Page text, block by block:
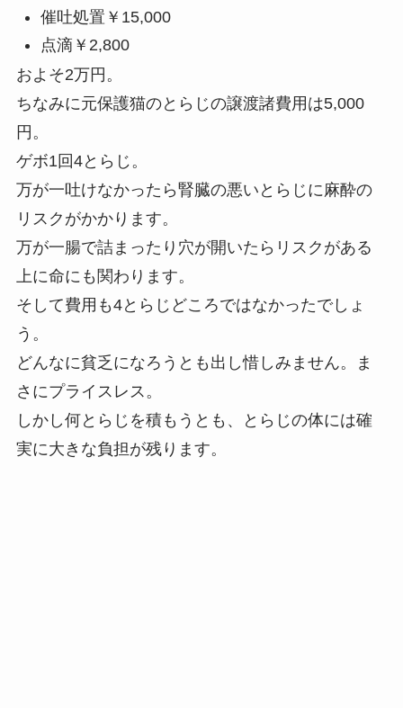
催吐処置￥15,000
点滴￥2,800
およそ2万円。
ちなみに元保護猫のとらじの譲渡諸費用は5,000
円。
ゲボ1回4とらじ。
万が一吐けなかったら腎臓の悪いとらじに麻酔の
リスクがかかります。
万が一腸で詰まったり穴が開いたらリスクがある
上に命にも関わります。
そして費用も4とらじどころではなかったでしょ
う。
どんなに貧乏になろうとも出し惜しみません。ま
さにプライスレス。
しかし何とらじを積もうとも、とらじの体には確
実に大きな負担が残ります。